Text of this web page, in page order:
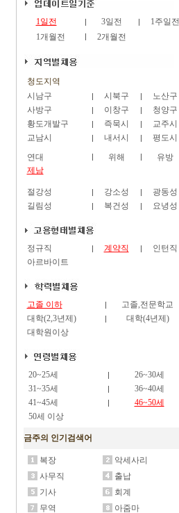
1일전 3일전
1주일전
1개월전
2개월전
청도지역
시남구
시북구
노산구
사방구
이창구
청양구
황도개발구
즉묵시
교주시
교남시
내서시
평도시
연대
위해
유방
제남
절강성 강소성
광동성
길림성
복건성 요녕성
정규직 계약직
인턴직
아르바이트
고졸 이하
고졸,전문학교
대학(2,3년제)
대학(4년제)
대학원이상
20~25세
26~30세
31~35세
36~40세
41~45세
46~50세
50세 이상
금주의 인기검색어
복장
악세사리
사무직
출납
기사
회계
무역
아줌마